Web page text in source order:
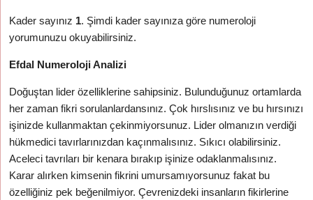
Kader sayınız 1. Şimdi kader sayınıza göre numeroloji
yorumunuzu okuyabilirsiniz.
Efdal Numeroloji Analizi
Doğuştan lider özelliklerine sahipsiniz. Bulunduğunuz ortamlarda
her zaman fikri sorulanlardansınız. Çok hırslısınız ve bu hırsınızı
işinizde kullanmaktan çekinmiyorsunuz. Lider olmanızın verdiği
hükmedici tavırlarınızdan kaçınmalısınız. Sıkıcı olabilirsiniz.
Aceleci tavrıları bir kenara bırakıp işinize odaklanmalısınız.
Karar alırken kimsenin fikrini umursamıyorsunuz fakat bu
özelliğiniz pek beğenilmiyor. Çevrenizdeki insanların fikirlerine